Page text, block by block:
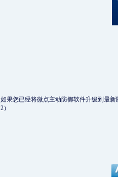
如果您已经将微点主动防御软件升级到最新
2）